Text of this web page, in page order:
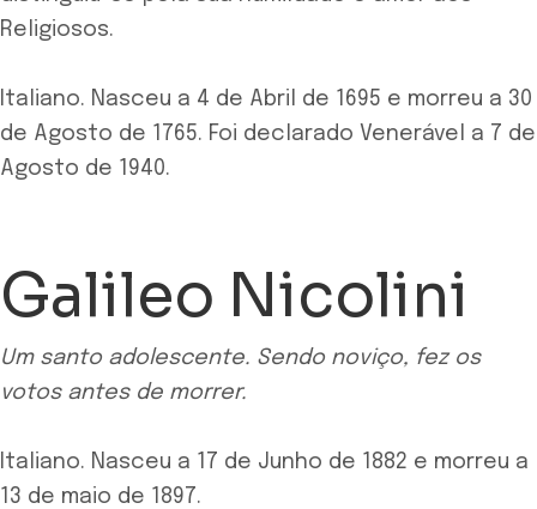
Religiosos.
Italiano. Nasceu a 4 de Abril de 1695 e morreu a 30
de Agosto de 1765. Foi declarado Venerável a 7 de
Agosto de 1940.
Galileo Nicolini
Um santo adolescente. Sendo noviço, fez os
votos antes de morrer.
Italiano. Nasceu a 17 de Junho de 1882 e morreu a
13 de maio de 1897.